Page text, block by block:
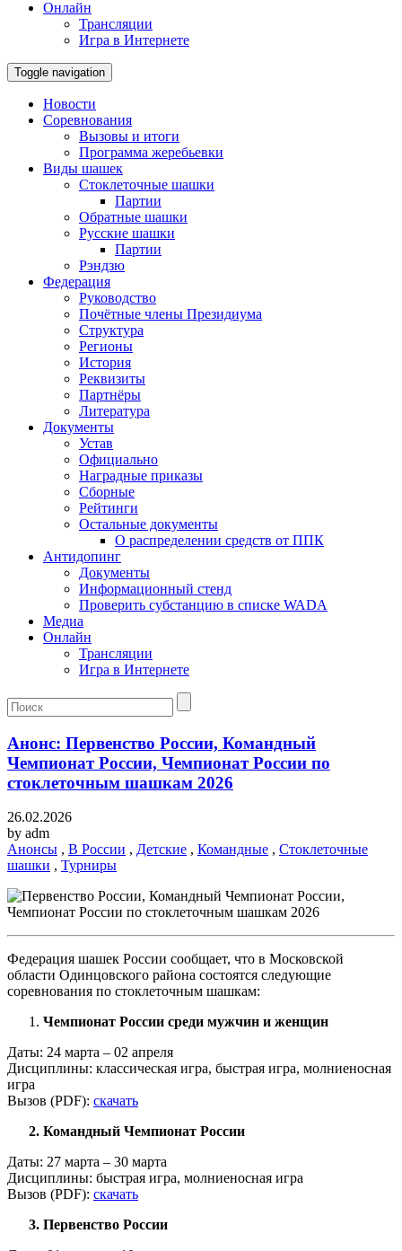
Онлайн
Трансляции
Игра в Интернете
Toggle navigation
Новости
Соревнования
Вызовы и итоги
Программа жеребьевки
Виды шашек
Стоклеточные шашки
Партии
Обратные шашки
Русские шашки
Партии
Рэндзю
Федерация
Руководство
Почётные члены Президиума
Структура
Регионы
История
Реквизиты
Партнёры
Литература
Документы
Устав
Официально
Наградные приказы
Сборные
Рейтинги
Остальные документы
О распределении средств от ППК
Антидопинг
Документы
Информационный стенд
Проверить субстанцию в списке WADA
Медиа
Онлайн
Трансляции
Игра в Интернете
Анонс: Первенство России, Командный
Чемпионат России, Чемпионат России по
стоклеточным шашкам 2026
26.02.2026
by adm
Анонсы , В России , Детские , Командные , Стоклеточные
шашки , Турниры
Федерация шашек России сообщает, что в Московской
области Одинцовского района состоятся следующие
соревнования по стоклеточным шашкам:
Чемпионат России среди мужчин и женщин
Даты: 24 марта – 02 апреля
Дисциплины: классическая игра, быстрая игра, молниеносная
игра
Вызов (PDF): скачать
2. Командный Чемпионат России
Даты: 27 марта – 30 марта
Дисциплины: быстрая игра, молниеносная игра
Вызов (PDF): скачать
3. Первенство России